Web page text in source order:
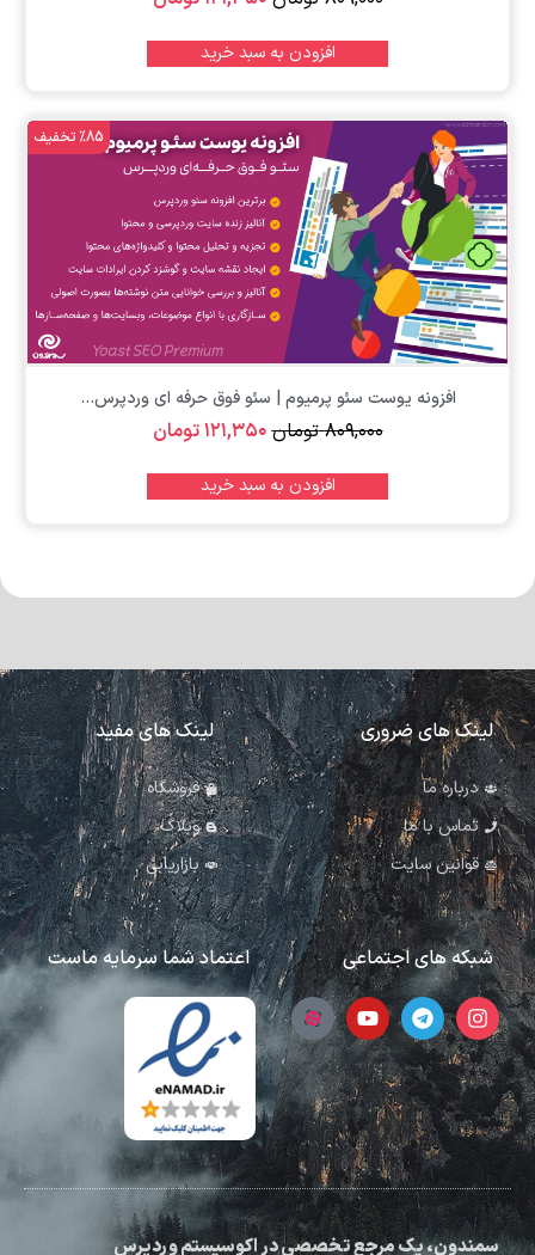
افزودن به سبد خرید
تومان
%85 تخفیف
افزونه یوست سئو پرمیوم | سئو فوق حرفه ای وردپرس...
۸۰۹,۰۰۰ تومان۱۲۱,۳۵۰تومان
افزودن به سبد خرید
لینک های ضروری
درباره ما
تماس با ما
قوانین سایت
لینک های مفید
فروشگاه
وبلاگ
بازاریابی
شبکه های اجتماعی اعتماد شما سرمایه ماست
سمندون، یک مرجع تخصصی در اکوسیستم وردپرس